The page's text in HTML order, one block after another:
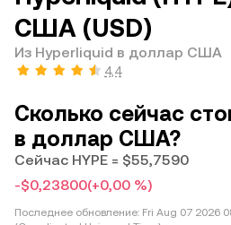
США (USD)
Из Hyperliquid в доллар США
4,4
Сколько сейчас
в доллар США?
Сейчас HYPE = $55,7590
-$0,23800(+0,00 %)
Последнее обновление: Fri Aug 07 2026